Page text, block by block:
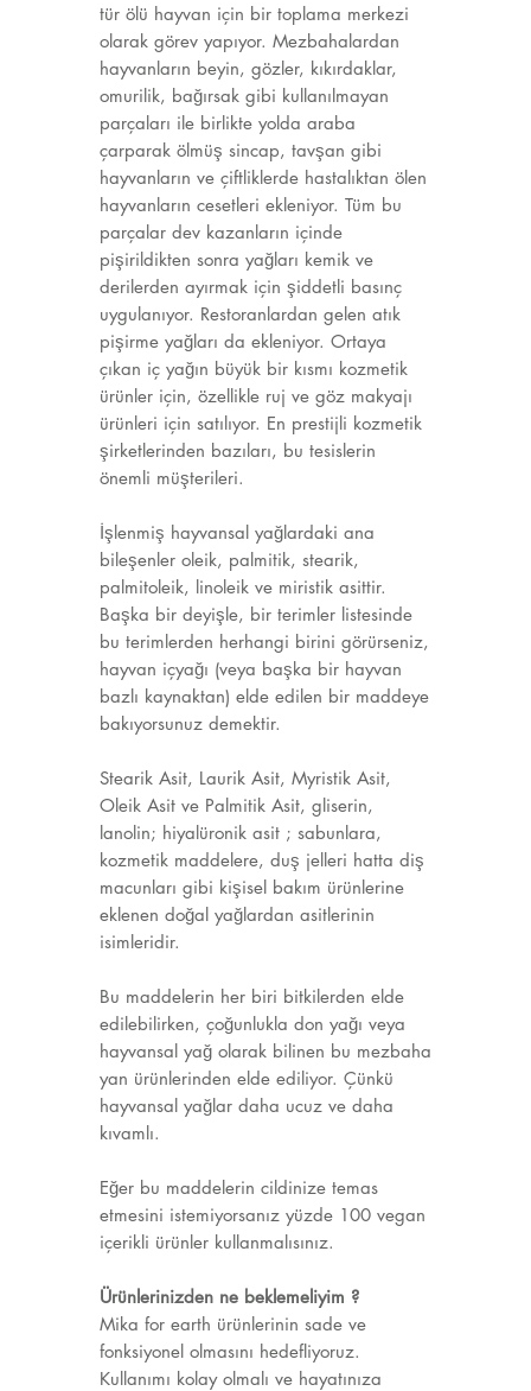
tür ölü hayvan için bir toplama merkezi
olarak görev yapıyor. Mezbahalardan
hayvanların beyin, gözler, kıkırdaklar,
omurilik, bağırsak gibi kullanılmayan
parçaları ile birlikte yolda araba
çarparak ölmüş sincap, tavşan gibi
hayvanların ve çiftliklerde hastalıktan ölen
hayvanların cesetleri ekleniyor. Tüm bu
parçalar dev kazanların içinde
pişirildikten sonra yağları kemik ve
derilerden ayırmak için şiddetli basınç
uygulanıyor. Restoranlardan gelen atık
pişirme yağları da ekleniyor. Ortaya
çıkan iç yağın büyük bir kısmı kozmetik
ürünler için, özellikle ruj ve göz makyajı
ürünleri için satılıyor. En prestijli kozmetik
şirketlerinden bazıları, bu tesislerin
önemli müşterileri.
İşlenmiş hayvansal yağlardaki ana
bileşenler oleik, palmitik, stearik,
palmitoleik, linoleik ve miristik asittir.
Başka bir deyişle, bir terimler listesinde
bu terimlerden herhangi birini görürseniz,
hayvan içyağı (veya başka bir hayvan
bazlı kaynaktan) elde edilen bir maddeye
bakıyorsunuz demektir.
Stearik Asit, Laurik Asit, Myristik Asit,
Oleik Asit ve Palmitik Asit, gliserin,
lanolin; hiyalüronik asit ; sabunlara,
kozmetik maddelere, duş jelleri hatta diş
macunları gibi kişisel bakım ürünlerine
eklenen doğal yağlardan asitlerinin
isimleridir.
Bu maddelerin her biri bitkilerden elde
edilebilirken, çoğunlukla don yağı veya
hayvansal yağ olarak bilinen bu mezbaha
yan ürünlerinden elde ediliyor. Çünkü
hayvansal yağlar daha ucuz ve daha
kıvamlı.
Eğer bu maddelerin cildinize temas
etmesini istemiyorsanız yüzde 100 vegan
içerikli ürünler kullanmalısınız.
Ürünlerinizden ne beklemeliyim ?
Mika for earth ürünlerinin sade ve
fonksiyonel olmasını hedefliyoruz.
Kullanımı kolay olmalı ve hayatınıza